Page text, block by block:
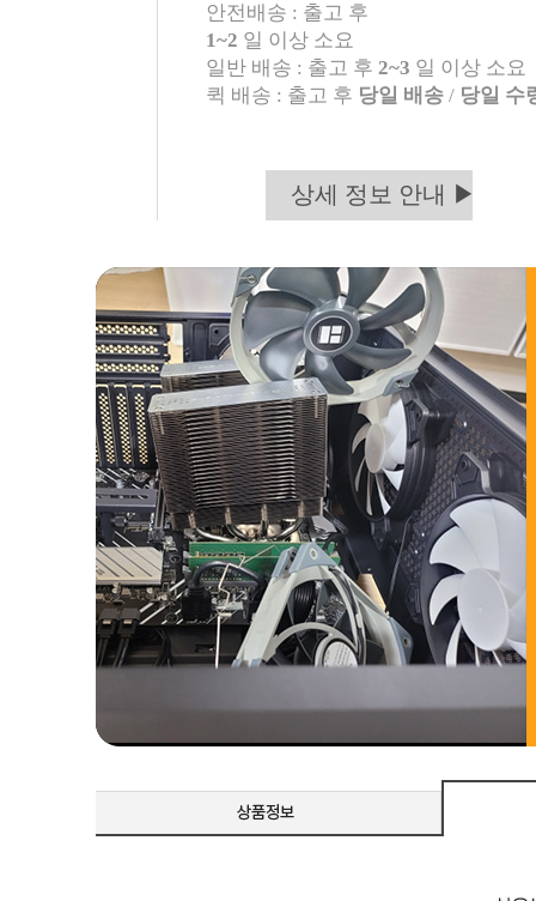
안전배송 : 출고 후
1~2 일 이상 소요
일반 배송 : 출고 후 2~3 일 이상 소요
퀵 배송 : 출고 후 당일 배송 / 당일 수
상세 정보 안내 ▶